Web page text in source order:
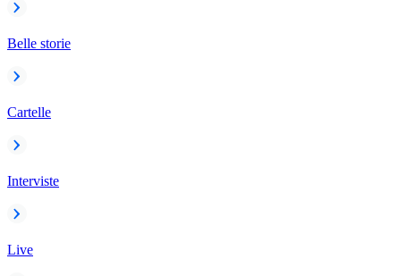
Belle storie
Cartelle
Interviste
Live